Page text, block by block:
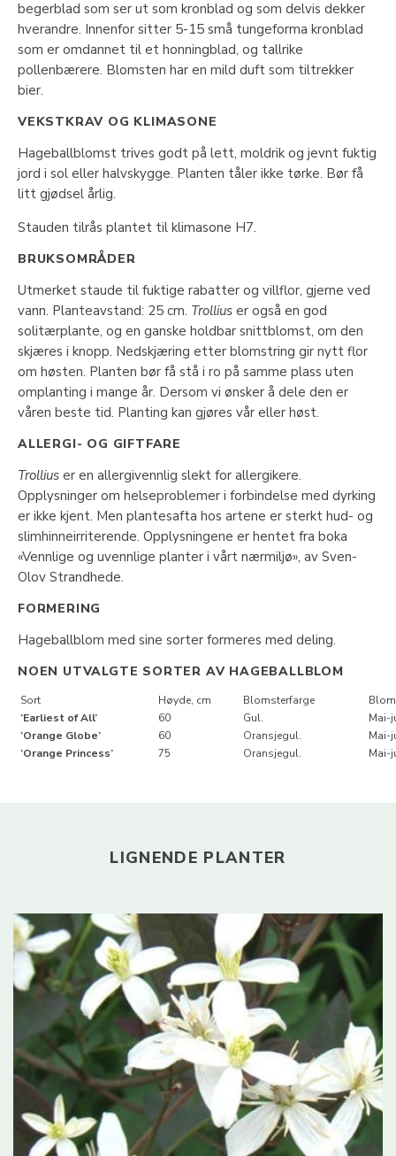
begerblad som ser ut som kronblad og som delvis dekker
hverandre. Innenfor sitter 5-15 små tungeforma kronblad
som er omdannet til et honningblad, og tallrike
pollenbærere. Blomsten har en mild duft som tiltrekker
bier.
VEKSTKRAV OG KLIMASONE
Hageballblomst trives godt på lett, moldrik og jevnt fuktig
jord i sol eller halvskygge. Planten tåler ikke tørke. Bør få
litt gjødsel årlig.
Stauden tilrås plantet til klimasone H7.
BRUKSOMRÅDER
Utmerket staude til fuktige rabatter og villflor, gjerne ved
vann. Planteavstand: 25 cm. Trollius er også en god
solitærplante, og en ganske holdbar snittblomst, om den
skjæres i knopp. Nedskjæring etter blomstring gir nytt flor
om høsten. Planten bør få stå i ro på samme plass uten
omplanting i mange år. Dersom vi ønsker å dele den er
våren beste tid. Planting kan gjøres vår eller høst.
ALLERGI- OG GIFTFARE
Trollius er en allergivennlig slekt for allergikere.
Opplysninger om helseproblemer i forbindelse med dyrking
er ikke kjent. Men plantesafta hos artene er sterkt hud- og
slimhinneirriterende. Opplysningene er hentet fra boka
«Vennlige og uvennlige planter i vårt nærmiljø», av Sven-
Olov Strandhede.
FORMERING
Hageballblom med sine sorter formeres med deling.
NOEN UTVALGTE SORTER AV HAGEBALLBLOM
Sort Høyde, cm Blomsterfarge
‘Earliest of All’
60 Gul.
Mai-
‘Orange Globe’
60 Oransjegul.
Mai-
‘Orange Princess’
75 Oransjegul. Mai-
LIGNENDE PLANTER